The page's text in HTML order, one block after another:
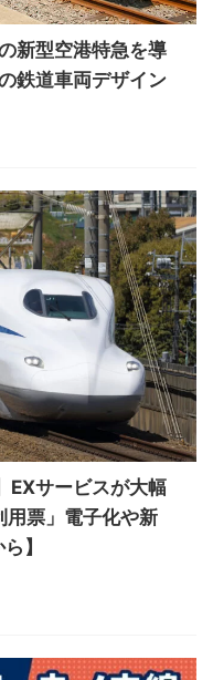
新型空港特急を導
鉄道車両デザイン
EXサービスが大幅
票」電子化や新
】